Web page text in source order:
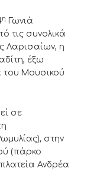
η
Γωνιά
τις συνολικά
Λαρισαίων, η
έξω
του Μουσικού
σε
στην
(πάρκο
Ανδρέα